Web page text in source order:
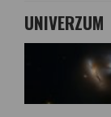
UNIVERZUM